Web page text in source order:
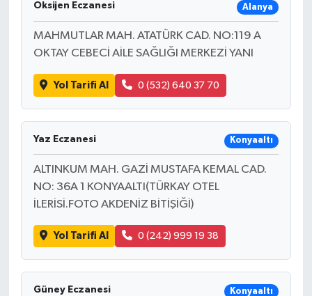
Oksijen Eczanesi Alanya
MAHMUTLAR MAH. ATATÜRK CAD. NO:119 A
OKTAY CEBECİ AİLE SAĞLIĞI MERKEZİ YANI
Yol Tarifi Al 0 (532) 640 37 70
Yaz Eczanesi Konyaaltı
ALTINKUM MAH. GAZİ MUSTAFA KEMAL CAD.
NO: 36A 1 KONYAALTI(TÜRKAY OTEL
İLERİSİ.FOTO AKDENİZ BİTİŞİĞİ)
Yol Tarifi Al 0 (242) 999 19 38
Güney Eczanesi Konyaaltı